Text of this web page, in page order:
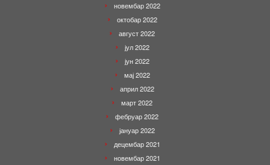
новембар 2022
октобар 2022
август 2022
јул 2022
јун 2022
мај 2022
април 2022
март 2022
фебруар 2022
јануар 2022
децембар 2021
новембар 2021